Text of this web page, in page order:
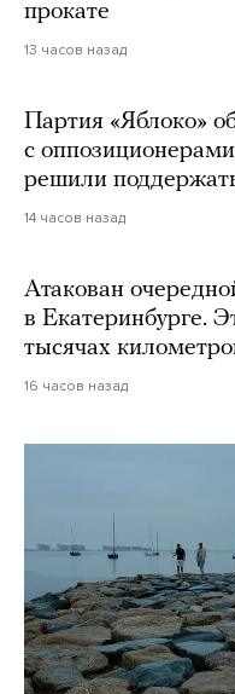
прокате
13 часов назад
Партия «Яблоко»
с
решили
14 часов назад
Атакован
в Екатеринбурге.
тысячах
16 часов назад